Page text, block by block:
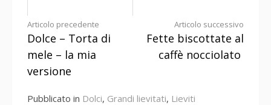
Continua
a
leggere
Articolo precedente
Dolce – Torta di
mele – la mia
versione
Articolo successivo
Fette biscottate al
caffè nocciolato
Pubblicato in Dolci, Grandi lievitati, Lieviti